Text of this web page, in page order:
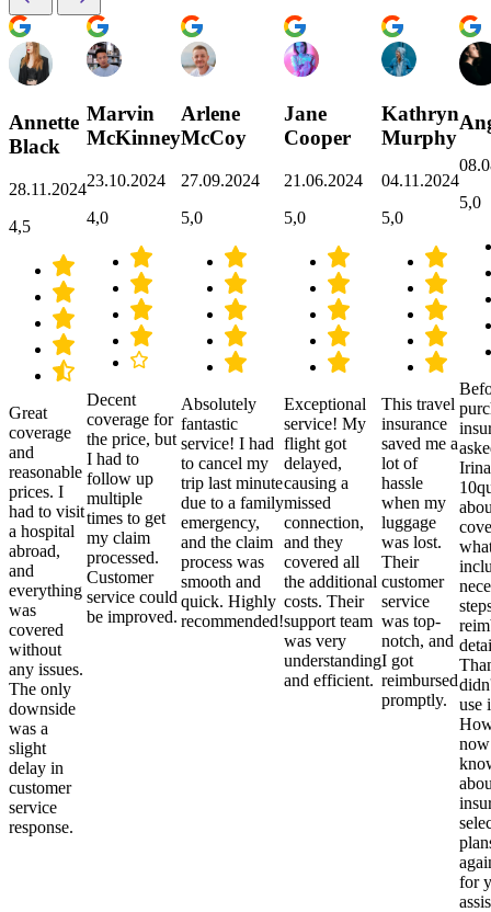
Annette
Black
28.11.2024
4,5
Great
coverage
and
reasonable
prices. I
had to visit
a hospital
abroad,
and
everything
was
covered
without
any issues.
The only
downside
was a
slight
delay in
customer
service
response.
Marvin
McKinney
23.10.2024
4,0
Decent
coverage for
the price, but
I had to
follow up
multiple
times to get
my claim
processed.
Customer
service could
be improved.
Arlene
McCoy
27.09.2024
5,0
Absolutely
fantastic
service! I had
to cancel my
trip last minute
due to a family
emergency,
and the claim
process was
smooth and
quick. Highly
recommended!
Jane
Cooper
21.06.2024
5,0
Exceptional
service! My
flight got
delayed,
causing a
missed
connection,
and they
covered all
the additional
costs. Their
support team
was very
understanding
and efficient.
Kathryn
Murphy
04.11.2024
5,0
This travel
insurance
saved me a
lot of
hassle
when my
luggage
was lost.
Their
customer
service
was top-
notch, and
I got
reimbursed
promptly.
5,0
use
for